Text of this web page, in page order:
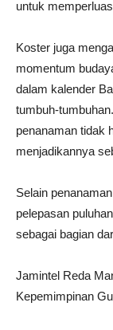
untuk
Koster juga
momentum
dalam kalender
tumbuh-
penanaman tidak
menjadikannya
Selain
pelepasan
sebagai bagian
Jamintel Reda
Kepemimpinan